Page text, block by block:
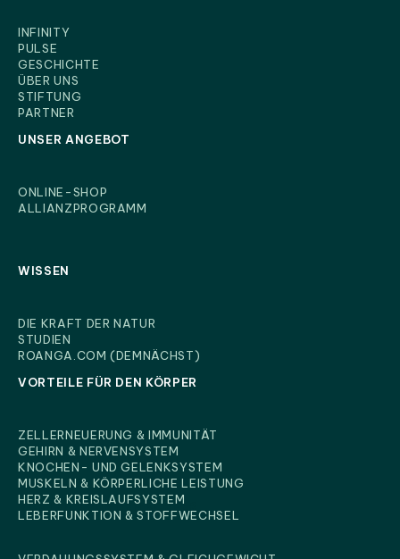
INFINITY
PULSE
GESCHICHTE
ÜBER UNS
STIFTUNG
PARTNER
UNSER ANGEBOT
ONLINE-SHOP
ALLIANZPROGRAMM
WISSEN
DIE KRAFT DER NATUR
STUDIEN
ROANGA.COM (DEMNÄCHST)
VORTEILE FÜR DEN KÖRPER
ZELLERNEUERUNG & IMMUNITÄT
GEHIRN & NERVENSYSTEM
KNOCHEN- UND GELENKSYSTEM
MUSKELN & KÖRPERLICHE LEISTUNG
HERZ & KREISLAUFSYSTEM
LEBERFUNKTION & STOFFWECHSEL
VORTEILE FÜR DEN KÖRPER